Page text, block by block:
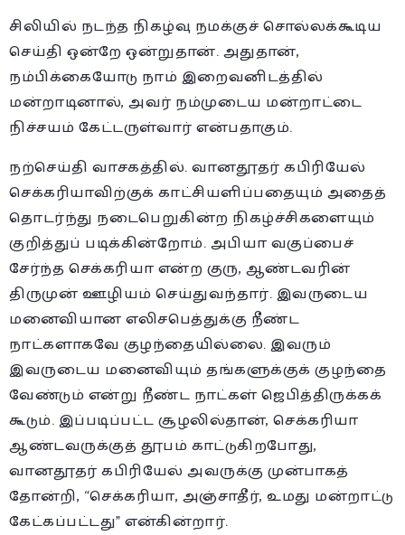
சிலியில் நடந்த நிகழ்வு நமக்குச் சொல்லக்கூடிய
செய்தி ஒன்றே ஒன்றுதான். அதுதான்,
நம்பிக்கையோடு நாம் இறைவனிடத்தில்
மன்றாடினால், அவர் நம்முடைய மன்றாட்டை
நிச்சயம் கேட்டருள்வார் என்பதாகும்.
நற்செய்தி வாசகத்தில். வானதூதர் கபிரியேல்
செக்கரியாவிற்குக் காட்சியளிப்பதையும் அதைத்
தொடர்ந்து நடைபெறுகின்ற நிகழ்ச்சிகளையும்
குறித்துப் படிக்கின்றோம். அபியா வகுப்பைச்
சேர்ந்த செக்கரியா என்ற குரு, ஆண்டவரின்
திருமுன் ஊழியம் செய்துவந்தார். இவருடைய
மனைவியான எலிசபெத்துக்கு நீண்ட
நாட்களாகவே குழந்தையில்லை. இவரும்
இவருடைய மனைவியும் தங்களுக்குக் குழந்தை
வேண்டும் என்று நீண்ட நாட்கள் ஜெபித்திருக்கக்
கூடும். இப்படிப்பட்ட சூழலில்தான், செக்கரியா
ஆண்டவருக்குத் தூபம் காட்டுகிறபோது,
வானதூதர் கபிரியேல் அவருக்கு முன்பாகத்
தோன்றி, “செக்கரியா, அஞ்சாதீர், உமது மன்றாட்டு
கேட்கப்பட்டது” என்கின்றார்.